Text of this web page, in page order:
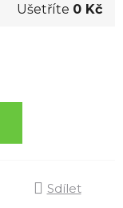
Ušetříte 0 Kč
Sdílet